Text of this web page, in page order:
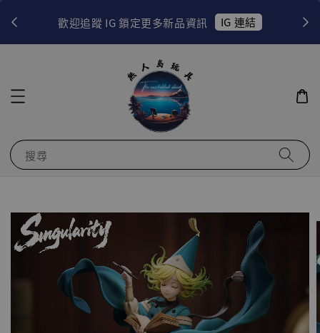
歡迎追蹤 IG 鎖定更多新品資訊 IG 連結
搜尋